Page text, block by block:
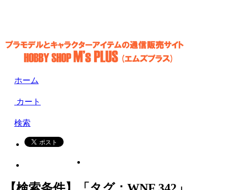
ホーム
カート
検索